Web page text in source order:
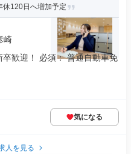
休120日へ増加予定
崎
歓迎！ 必須： 普通自動車免
気になる
人を見る